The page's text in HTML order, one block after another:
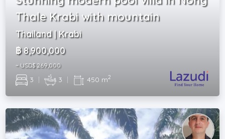
Thale Krabi with mountain
Thailand | Krabi
฿ 8,900,000
~ USD$ 269,000
3 | 3 | 450 m2